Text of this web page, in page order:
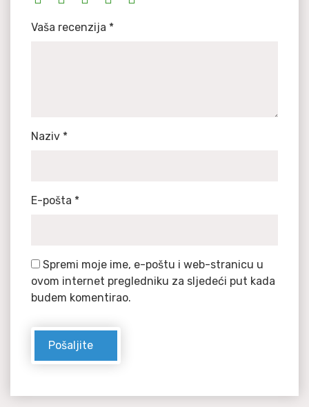
Vaša recenzija *
Naziv *
E-pošta *
Spremi moje ime, e-poštu i web-stranicu u
ovom internet pregledniku za sljedeći put kada
budem komentirao.